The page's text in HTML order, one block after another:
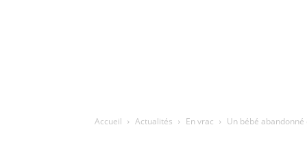
Accueil Actualités En vrac Un bébé